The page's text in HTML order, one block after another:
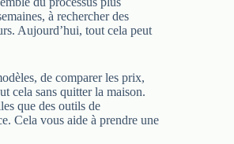
à rechercher des
Aujourd’hui, tout cela peut
de comparer les prix,
cela sans quitter la maison.
que des outils de
Cela vous aide à prendre une